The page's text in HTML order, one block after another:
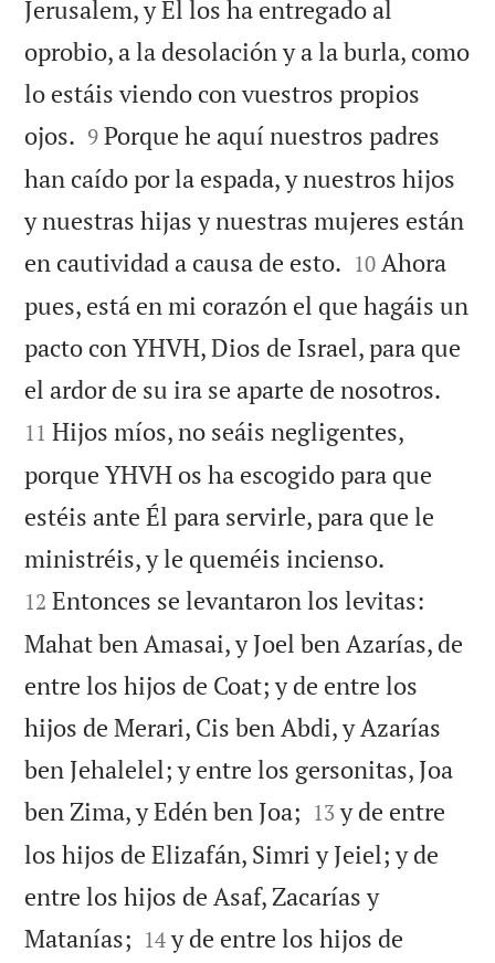
Jerusalem, y Él los ha entregado al
oprobio, a la desolación y a la burla, como
lo estáis viendo con vuestros propios
ojos. 

9 Porque he aquí nuestros padres
han caído por la espada, y nuestros hijos
y nuestras hijas y nuestras mujeres están
en cautividad a causa de esto. 

10 Ahora
pues, está en mi corazón el que hagáis un
pacto con YHVH, Dios de Israel, para que
el ardor de su ira se aparte de nosotros.
11 Hijos míos, no seáis negligentes,
porque YHVH os ha escogido para que
estéis ante Él para servirle, para que le
ministréis, y le queméis incienso.
12 Entonces se levantaron los levitas:
Mahat ben Amasai, y Joel ben Azarías, de
entre los hijos de Coat; y de entre los
hijos de Merari, Cis ben Abdi, y Azarías
ben Jehalelel; y entre los gersonitas, Joa
ben Zima, y Edén ben Joa; 

13 y de entre
los hijos de Elizafán, Simri y Jeiel; y de
entre los hijos de Asaf, Zacarías y
Matanías; 

14 y de entre los hijos de